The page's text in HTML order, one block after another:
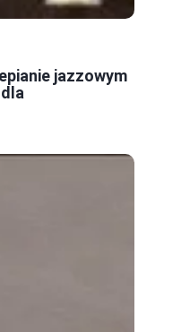
jazzowym